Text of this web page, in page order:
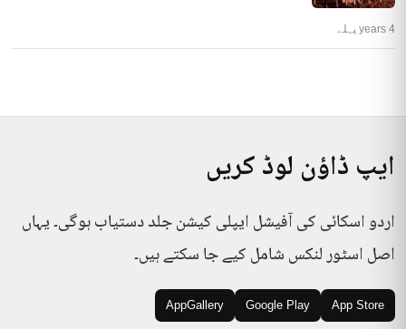
4 years پہلے
ایپ ڈاؤن لوڈ کریں
اردو اسکائی کی آفیشل ایپلی کیشن جلد دستیاب ہوگی۔ یہاں
اصل اسٹور لنکس شامل کیے جا سکتے ہیں۔
App Store
Google Play
AppGallery